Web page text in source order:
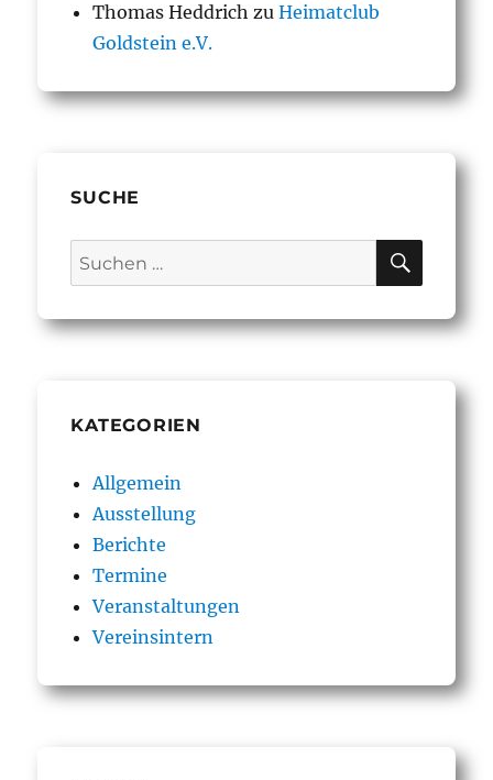
Thomas Heddrich zuHeimatclub
Goldstein e.V.
SUCHE
Suchen
nach:
KATEGORIEN
Allgemein
Ausstellung
Berichte
Termine
Veranstaltungen
Vereinsintern